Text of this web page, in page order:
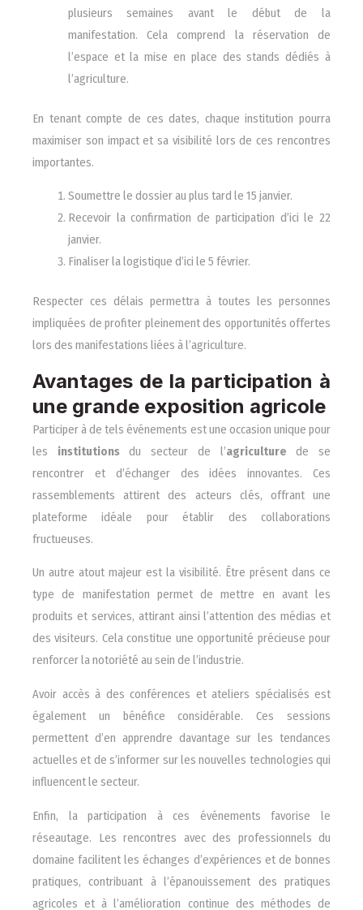
plusieurs semaines avant le début de la
manifestation. Cela comprend la réservation de
l’espace et la mise en place des stands dédiés à
l’agriculture.
En tenant compte de ces dates, chaque institution pourra
maximiser son impact et sa visibilité lors de ces rencontres
importantes.
Soumettre le dossier au plus tard le 15 janvier.
Recevoir la confirmation de participation d’ici le 22
janvier.
Finaliser la logistique d’ici le 5 février.
Respecter ces délais permettra à toutes les personnes
impliquées de profiter pleinement des opportunités offertes
lors des manifestations liées à l’agriculture.
Avantages de la participation à
une grande exposition agricole
Participer à de tels événements est une occasion unique pour
les institutionsdu secteur de l’agriculture de se
rencontrer et d’échanger des idées innovantes. Ces
rassemblements attirent des acteurs clés, offrant une
plateforme idéale pour établir des collaborations
fructueuses.
Un autre atout majeur est la visibilité. Être présent dans ce
type de manifestation permet de mettre en avant les
produits et services, attirant ainsi l’attention des médias et
des visiteurs. Cela constitue une opportunité précieuse pour
renforcer la notoriété au sein de l’industrie.
Avoir accès à des conférences et ateliers spécialisés est
également un bénéfice considérable. Ces sessions
permettent d’en apprendre davantage sur les tendances
actuelles et de s’informer sur les nouvelles technologies qui
influencent le secteur.
Enfin, la participation à ces événements favorise le
réseautage. Les rencontres avec des professionnels du
domaine facilitent les échanges d’expériences et de bonnes
pratiques, contribuant à l’épanouissement des pratiques
agricoles et à l’amélioration continue des méthodes de